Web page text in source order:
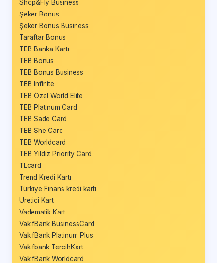
Shop&Fly Business
Şeker Bonus
Şeker Bonus Business
Taraftar Bonus
TEB Banka Kartı
TEB Bonus
TEB Bonus Business
TEB Infinite
TEB Özel World Elite
TEB Platinum Card
TEB Sade Card
TEB She Card
TEB Worldcard
TEB Yıldız Priority Card
TLcard
Trend Kredi Kartı
Türkiye Finans kredi kartı
Üretici Kart
Vadematik Kart
VakıfBank BusinessCard
VakıfBank Platinum Plus
Vakıfbank TercihKart
VakıfBank Worldcard